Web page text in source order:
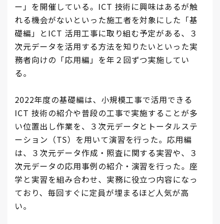
ー」を開催している。ICT 技術に興味はあるが触
れる機会がないといった施工者を対象にした「基
礎編」とICT 活用工事に取り組む予定がある、３
次元データを活用する方法を知りたいといった実
務者向けの「応用編」を年２回ずつ実施してい
る。
2022年度の基礎編は、小規模工事で活用できる
ICT 技術の紹介や普段の工事で実施することが多
い位置出し作業を、３次元データとトータルステ
ーション（TS）を用いて演習を行った。応用編
は、３次元データ作成・照査に関する実習や、３
次元データの応用事例の紹介・演習を行った。座
学と実習を組み合わせ、実務に役立つ内容になっ
ており、毎回すぐに定員が埋まるほど人気が高
い。